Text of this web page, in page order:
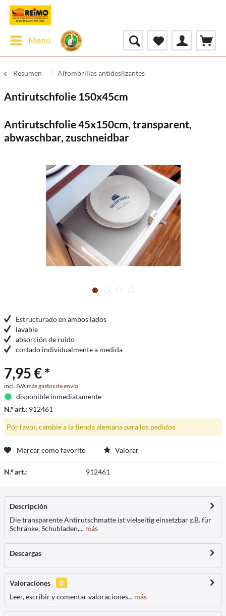
Menú
Resumen Alfombrillas antideslizantes
Antirutschfolie 150x45cm
Antirutschfolie 45x150cm, transparent,
abwaschbar, zuschneidbar
Estructurado en ambos lados
lavable
absorción de ruido
cortado individualmente a medida
7,95 € *
incl. IVAmás gastos de envío
disponible inmediatamente
N.º art.: 912461
Por favor, cambie a la tienda alemana para los pedidos
Marcar como favorito Valorar
N.º art.: 912461
Descripción
Die transparente Antirutschmatte ist vielseitig einsetzbar z.B. für
Schränke, Schubladen,... más
Descargas
Valoraciones
0
Leer, escribir y comentar valoraciones... más